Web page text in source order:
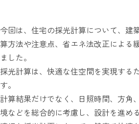
今回は、住宅の採光計算について、建
算方法や注意点、省エネ法改正による
ました。
採光計算は、快適な住空間を実現する
す。
計算結果だけでなく、日照時間、方角
境などを総合的に考慮し、設計を進め